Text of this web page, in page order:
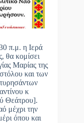
π.μ. η Ιερά
θα κομίσει
Μαρίας της
και των
κ
Θεάτρου].
μέχρι την
όπου και